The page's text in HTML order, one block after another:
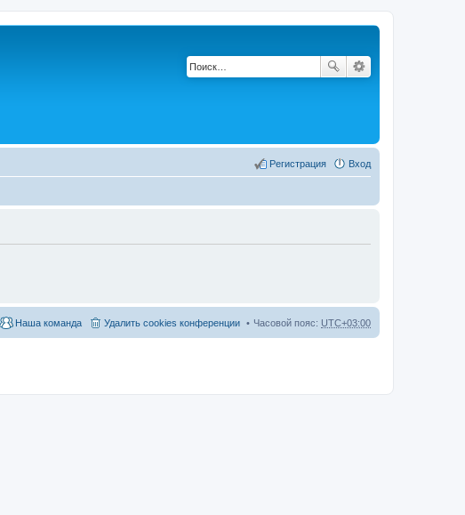
Вход
Регистрация
Часовой пояс: UTC+03:00
Удалить cookies конференции
Наша команда